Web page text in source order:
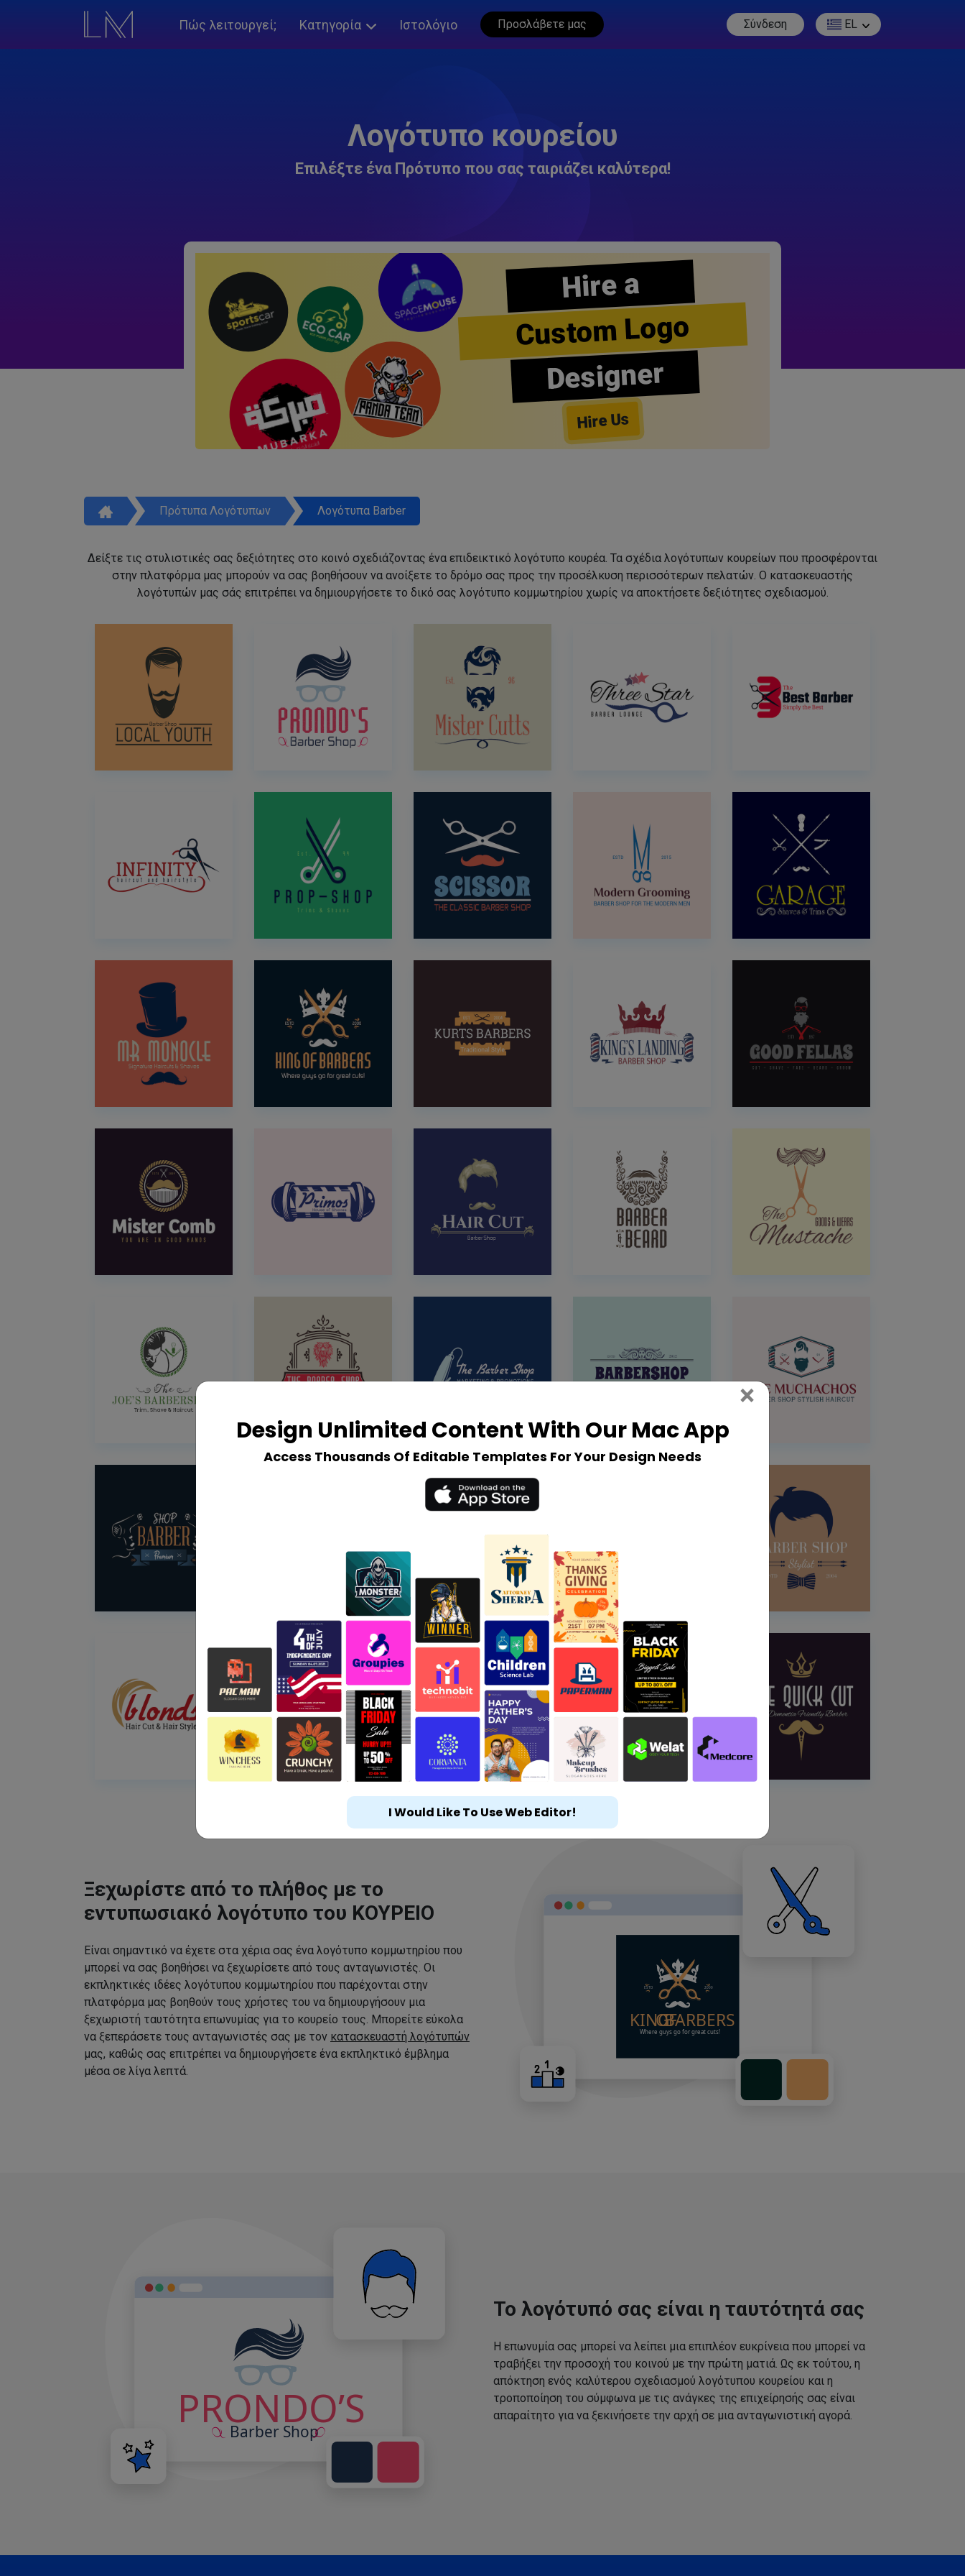
Πώς λειτουργεί; Κατηγορία Ιστολόγιο Προσλάβετε μας Σύνδεση EL
Λογότυπο κουρείου
Επιλέξτε ένα Πρότυπο που σας ταιριάζει καλύτερα!
Hire a
Custom Logo
Designer
Hire Us
Πρότυπα Λογότυπων Λογότυπα Barber
Δείξτε τις στυλιστικές σας δεξιότητες στο κοινό σχεδιάζοντας ένα επιδεικτικό λογότυπο κουρέα. Τα σχέδια λογότυπων κουρείων που προσφέρονται
στην πλατφόρμα μας μπορούν να σας βοηθήσουν να ανοίξετε το δρόμο σας προς την προσέλκυση περισσότερων πελατών. Ο κατασκευαστής
λογότυπών μας σάς επιτρέπει να δημιουργήσετε το δικό σας λογότυπο κομμωτηρίου χωρίς να αποκτήσετε δεξιότητες σχεδιασμού.
Ξεχωρίστε από το πλήθος με το
εντυπωσιακό λογότυπο του ΚΟΥΡΕΙΟ
Είναι σημαντικό να έχετε στα χέρια σας ένα λογότυπο κομμωτηρίου που
μπορεί να σας βοηθήσει να ξεχωρίσετε από τους ανταγωνιστές. Οι
εκπληκτικές ιδέες λογότυπου κομμωτηρίου που παρέχονται στην
πλατφόρμα μας βοηθούν τους χρήστες του να δημιουργήσουν μια
ξεχωριστή ταυτότητα επωνυμίας για το κουρείο τους. Μπορείτε εύκολα
να ξεπεράσετε τους ανταγωνιστές σας με τον κατασκευαστή λογότυπών
μας, καθώς σας επιτρέπει να δημιουργήσετε ένα εκπληκτικό έμβλημα
μέσα σε λίγα λεπτά.
Το λογότυπό σας είναι η ταυτότητά σας
Η επωνυμία σας μπορεί να λείπει μια επιπλέον ευκρίνεια που μπορεί να
τραβήξει την προσοχή του κοινού με την πρώτη ματιά. Ως εκ τούτου, η
απόκτηση ενός καλύτερου σχεδιασμού λογότυπου κουρείου και η
τροποποίηση του σύμφωνα με τις ανάγκες της επιχείρησής σας είναι
απαραίτητο για να ξεκινήσετε την αρχή σε μια ανταγωνιστική αγορά.
Design Unlimited Content With Our Mac App
Access Thousands Of Editable Templates For Your Design Needs
× Close
I Would Like To Use Web Editor!